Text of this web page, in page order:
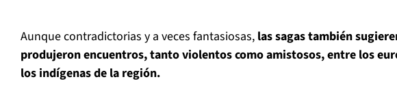
Aunque contradictorias y a veces fantasiosas, las sagas también
produjeron encuentros, tanto violentos como amistosos, entre los
los indígenas de la región.